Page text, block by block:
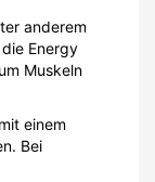
anderem
Energy
Muskeln
einem
Bei